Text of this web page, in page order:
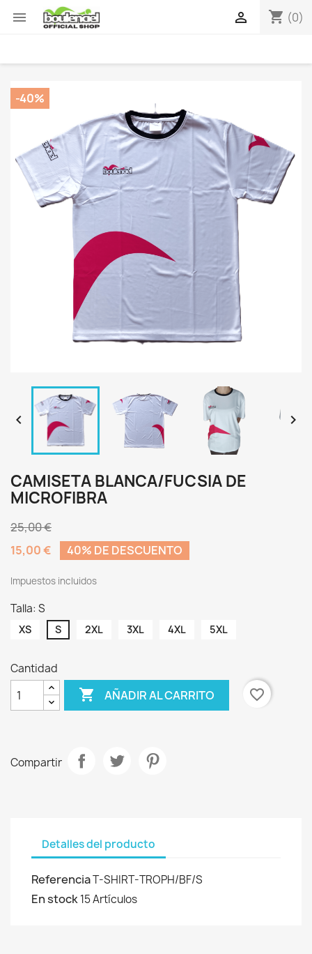
 shopping_cart (0)

-40%
 
CAMISETA BLANCA/FUCSIA DE
MICROFIBRA
25,00 €
15,00 €
40% DE DESCUENTO
Impuestos incluidos
Talla: S
XS S 2XL 3XL 4XL 5XL
Cantidad
 AÑADIR AL CARRITO favorite_border
Compartir
Detalles del producto
ReferenciaT-SHIRT-TROPH/BF/S
En stock15 Artículos